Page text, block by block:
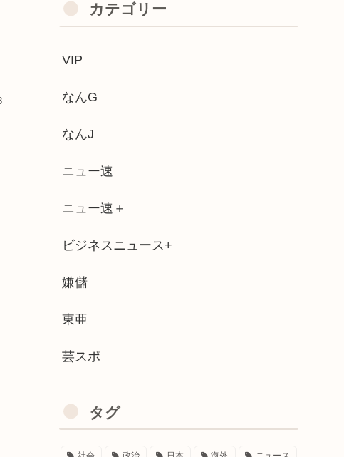
報器、受注停止。
）熊本支援で“大きい口でピザ頬張る”動画...
ってなったのに、熊本地震では『頑張ろう...
三を逮捕しなくていい理由を考えるために10...
金2000万！」かの(33)「おっけ...
ム」シリーズ 作家の(*´ω`*)うんち博...
おぱーいを強調した薄着の女子小中学生だらけ...
ト老人会じゃんwww」ぼく「どれどれ…」ガ...
カテゴリー
VIP
なんG
なんJ
ニュー速
ニュー速＋
ビジネスニュース+
嫌儲
東亜
芸スポ
タグ